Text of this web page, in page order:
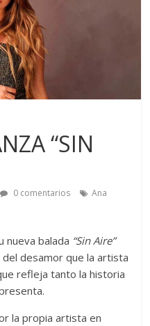
“SIN
0 comentarios
Ana
nueva balada “Sin Aire”
desamor que la artista
refleja tanto la historia
la propia artista en